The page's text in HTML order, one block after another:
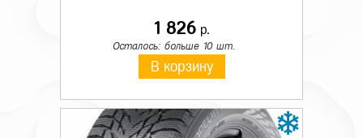
Диаметр 22.5
Ведущая
1 826р.
Осталось: больше 10 шт.
В корзину